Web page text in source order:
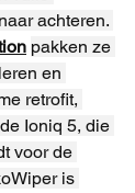
achteren.
pakken ze
en
retrofit,
Ioniq 5, die
voor de
is